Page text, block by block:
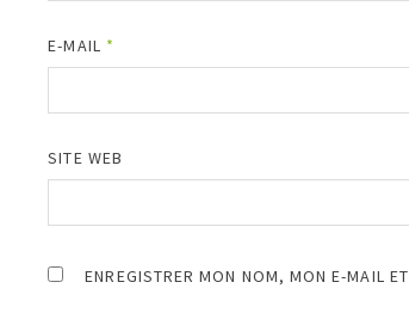
E-MAIL *
SITE WEB
ENREGISTRER MON NOM, MON E-MAIL